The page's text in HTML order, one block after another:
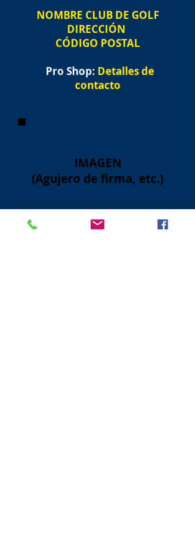
NOMBRE CLUB DE GOLF
DIRECCIÓN
CÓDIGO POSTAL
Pro Shop: Detalles de
contacto
IMAGEN
(Agujero de firma, etc.)